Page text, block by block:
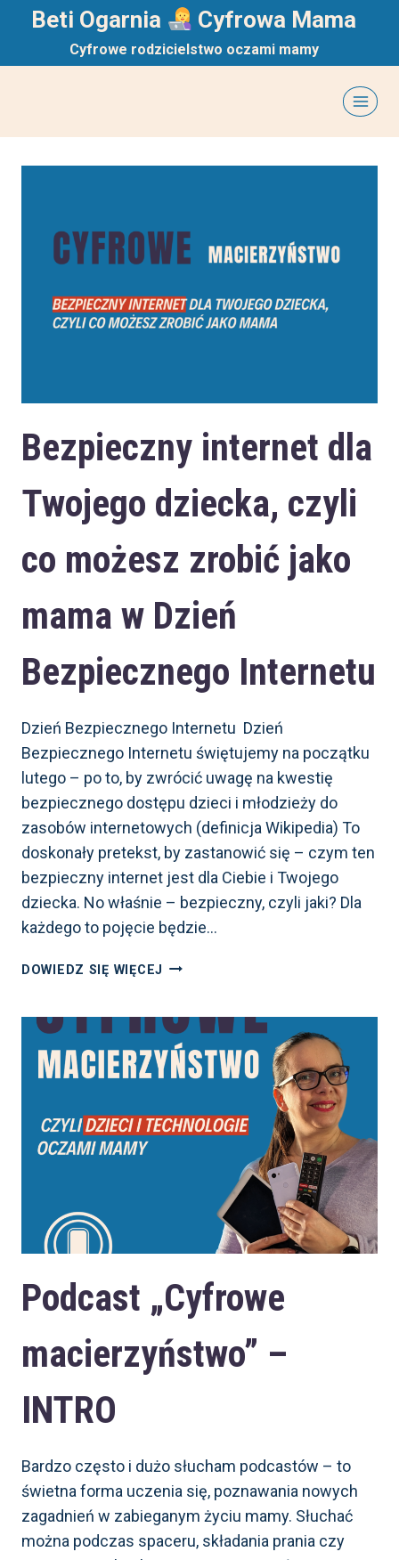
PrzejdźBeti Ogarnia Cyfrowa Mama
Cyfrowe rodzicielstwo oczami mamy
Bezpieczny internet dla
Twojego dziecka, czyli
co możesz zrobić jako
mama w Dzień
Bezpiecznego Internetu
Dzień Bezpiecznego Internetu Dzień
Bezpiecznego Internetu świętujemy na początku
lutego – po to, by zwrócić uwagę na kwestię
bezpiecznego dostępu dzieci i młodzieży do
zasobów internetowych (definicja Wikipedia) To
doskonały pretekst, by zastanowić się – czym ten
bezpieczny internet jest dla Ciebie i Twojego
dziecka. No właśnie – bezpieczny, czyli jaki? Dla
każdego to pojęcie będzie…
DOWIEDZ SIĘ WIĘCEJ BEZPIECZNY
TWOJEGO
DZIECKA,
CZYLI
ZROBIĆ
BEZPIECZNEGO
INTERNETU
Podcast „Cyfrowe
macierzyństwo” –
INTRO
Bardzo często i dużo słucham podcastów – to
świetna forma uczenia się, poznawania nowych
zagadnień w zabieganym życiu mamy. Słuchać
można podczas spaceru, składania prania czy